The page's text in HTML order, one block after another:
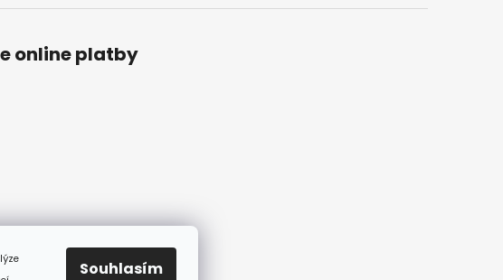
Souhlasím
online platby